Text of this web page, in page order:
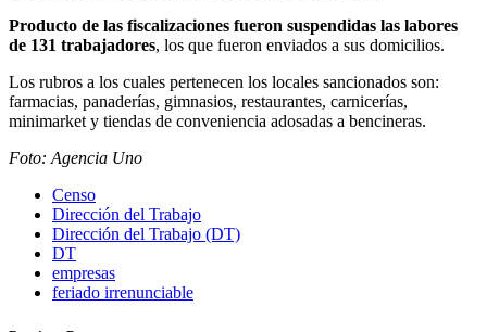
Producto de las fiscalizaciones fueron suspendidas las labores
de 131 trabajadores, los que fueron enviados a sus domicilios.
Los rubros a los cuales pertenecen los locales sancionados son:
farmacias, panaderías, gimnasios, restaurantes, carnicerías,
minimarket y tiendas de conveniencia adosadas a bencineras.
Foto: Agencia Uno
Censo
Dirección del Trabajo
Dirección del Trabajo (DT)
DT
empresas
feriado irrenunciable